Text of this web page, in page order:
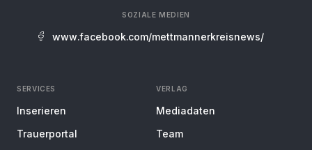
SOZIALE MEDIEN
www.facebook.com/mettmannerkreisnews/
SERVICES
Inserieren
Trauerportal
VERLAG
Mediadaten
Team